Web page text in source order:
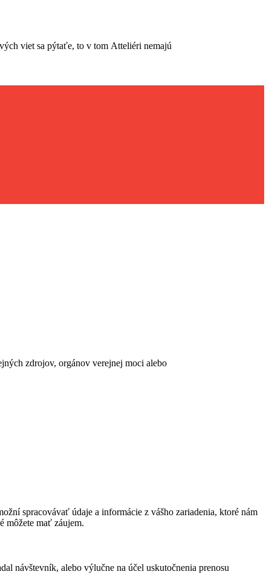
viet sa pýtaťe, to v tom Atteliéri nemajú
zdrojov, orgánov verejnej moci alebo
spracovávať údaje a informácie z vášho zariadenia, ktoré nám
môžete mať záujem.
návštevník, alebo výlučne na účel uskutočnenia prenosu